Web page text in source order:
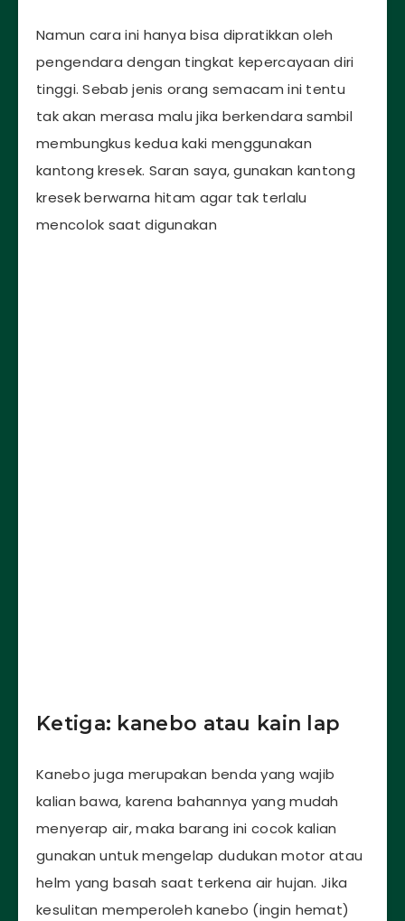
Namun cara ini hanya bisa dipratikkan oleh
pengendara dengan tingkat kepercayaan diri
tinggi. Sebab jenis orang semacam ini tentu
tak akan merasa malu jika berkendara sambil
membungkus kedua kaki menggunakan
kantong kresek. Saran saya, gunakan kantong
kresek berwarna hitam agar tak terlalu
mencolok saat digunakan
Ketiga: kanebo atau kain lap
Kanebo juga merupakan benda yang wajib
kalian bawa, karena bahannya yang mudah
menyerap air, maka barang ini cocok kalian
gunakan untuk mengelap dudukan motor atau
helm yang basah saat terkena air hujan. Jika
kesulitan memperoleh kanebo (ingin hemat)